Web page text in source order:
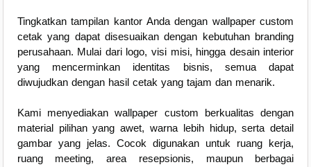
Tingkatkan tampilan kantor Anda dengan wallpaper custom
cetak yang dapat disesuaikan dengan kebutuhan branding
perusahaan. Mulai dari logo, visi misi, hingga desain interior
yang mencerminkan identitas bisnis, semua dapat
diwujudkan dengan hasil cetak yang tajam dan menarik.
Kami menyediakan wallpaper custom berkualitas dengan
material pilihan yang awet, warna lebih hidup, serta detail
gambar yang jelas. Cocok digunakan untuk ruang kerja,
ruang meeting, area resepsionis, maupun berbagai